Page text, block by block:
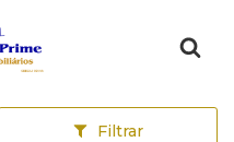
inicial
Filtrar